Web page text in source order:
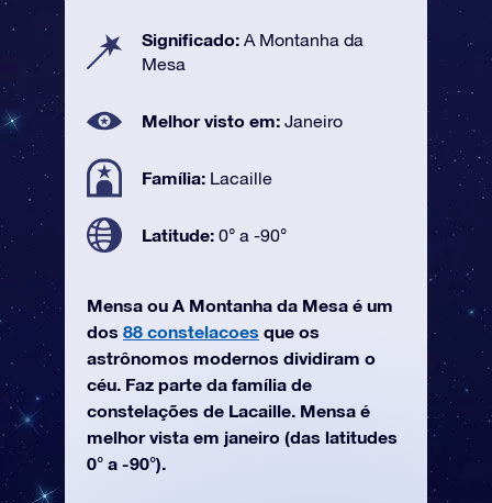
Significado: A Montanha da
Mesa
Melhor visto em: Janeiro
Família: Lacaille
Latitude: 0° a -90°
Mensa ou A Montanha da Mesa é um
dos 88 constelacoes que os
astrônomos modernos dividiram o
céu. Faz parte da família de
constelações de Lacaille. Mensa é
melhor vista em janeiro (das latitudes
0° a -90°).